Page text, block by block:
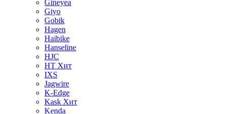
Gineyea
Giyo
Gobik
Hagen
Haibike
Hanseline
HJC
HT Хит
IXS
Jagwire
K-Edge
Kask Хит
Kenda